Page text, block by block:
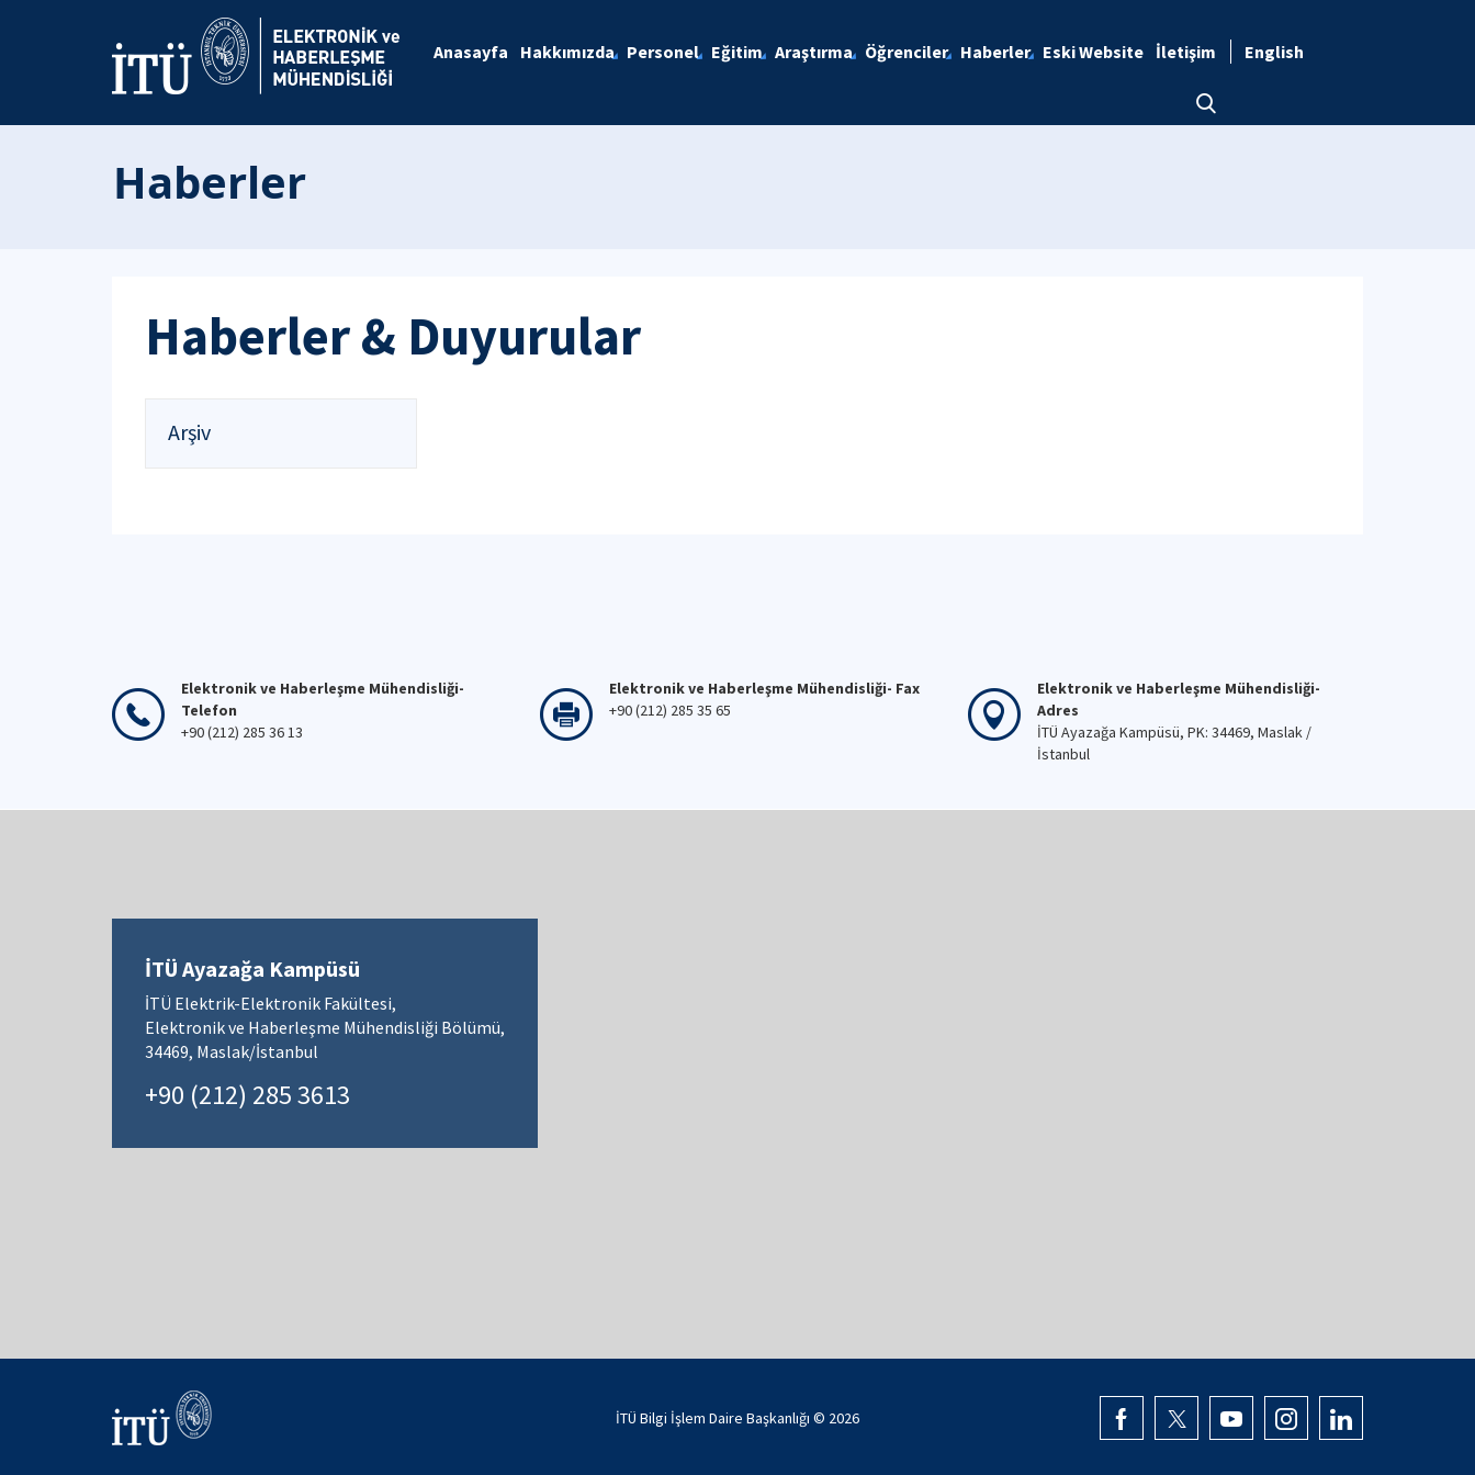
Anasayfa Hakkımızda Personel Eğitim Araştırma Öğrenciler Haberler Eski Website İletişim English
Haberler
Haberler & Duyurular
Arşiv
Elektronik ve Haberleşme Mühendisliği-
Telefon
+90 (212) 285 36 13
Elektronik ve Haberleşme Mühendisliği- Fax
+90 (212) 285 35 65
Elektronik ve Haberleşme Mühendisliği-
Adres
İTÜ Ayazağa Kampüsü, PK: 34469, Maslak /
İstanbul
İTÜ Ayazağa Kampüsü
İTÜ Elektrik-Elektronik Fakültesi,
Elektronik ve Haberleşme Mühendisliği Bölümü,
34469, Maslak/İstanbul
+90 (212) 285 3613
İTÜ Bilgi İşlem Daire Başkanlığı © 2026